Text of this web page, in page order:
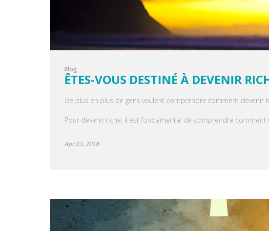
Blog
ÊTES-VOUS DESTINÉ À DEVENIR
De plus en plus de gens veulent comprendre comment
Pour devenir riche, il est fondamental de comprendre
Apr 03, 2018